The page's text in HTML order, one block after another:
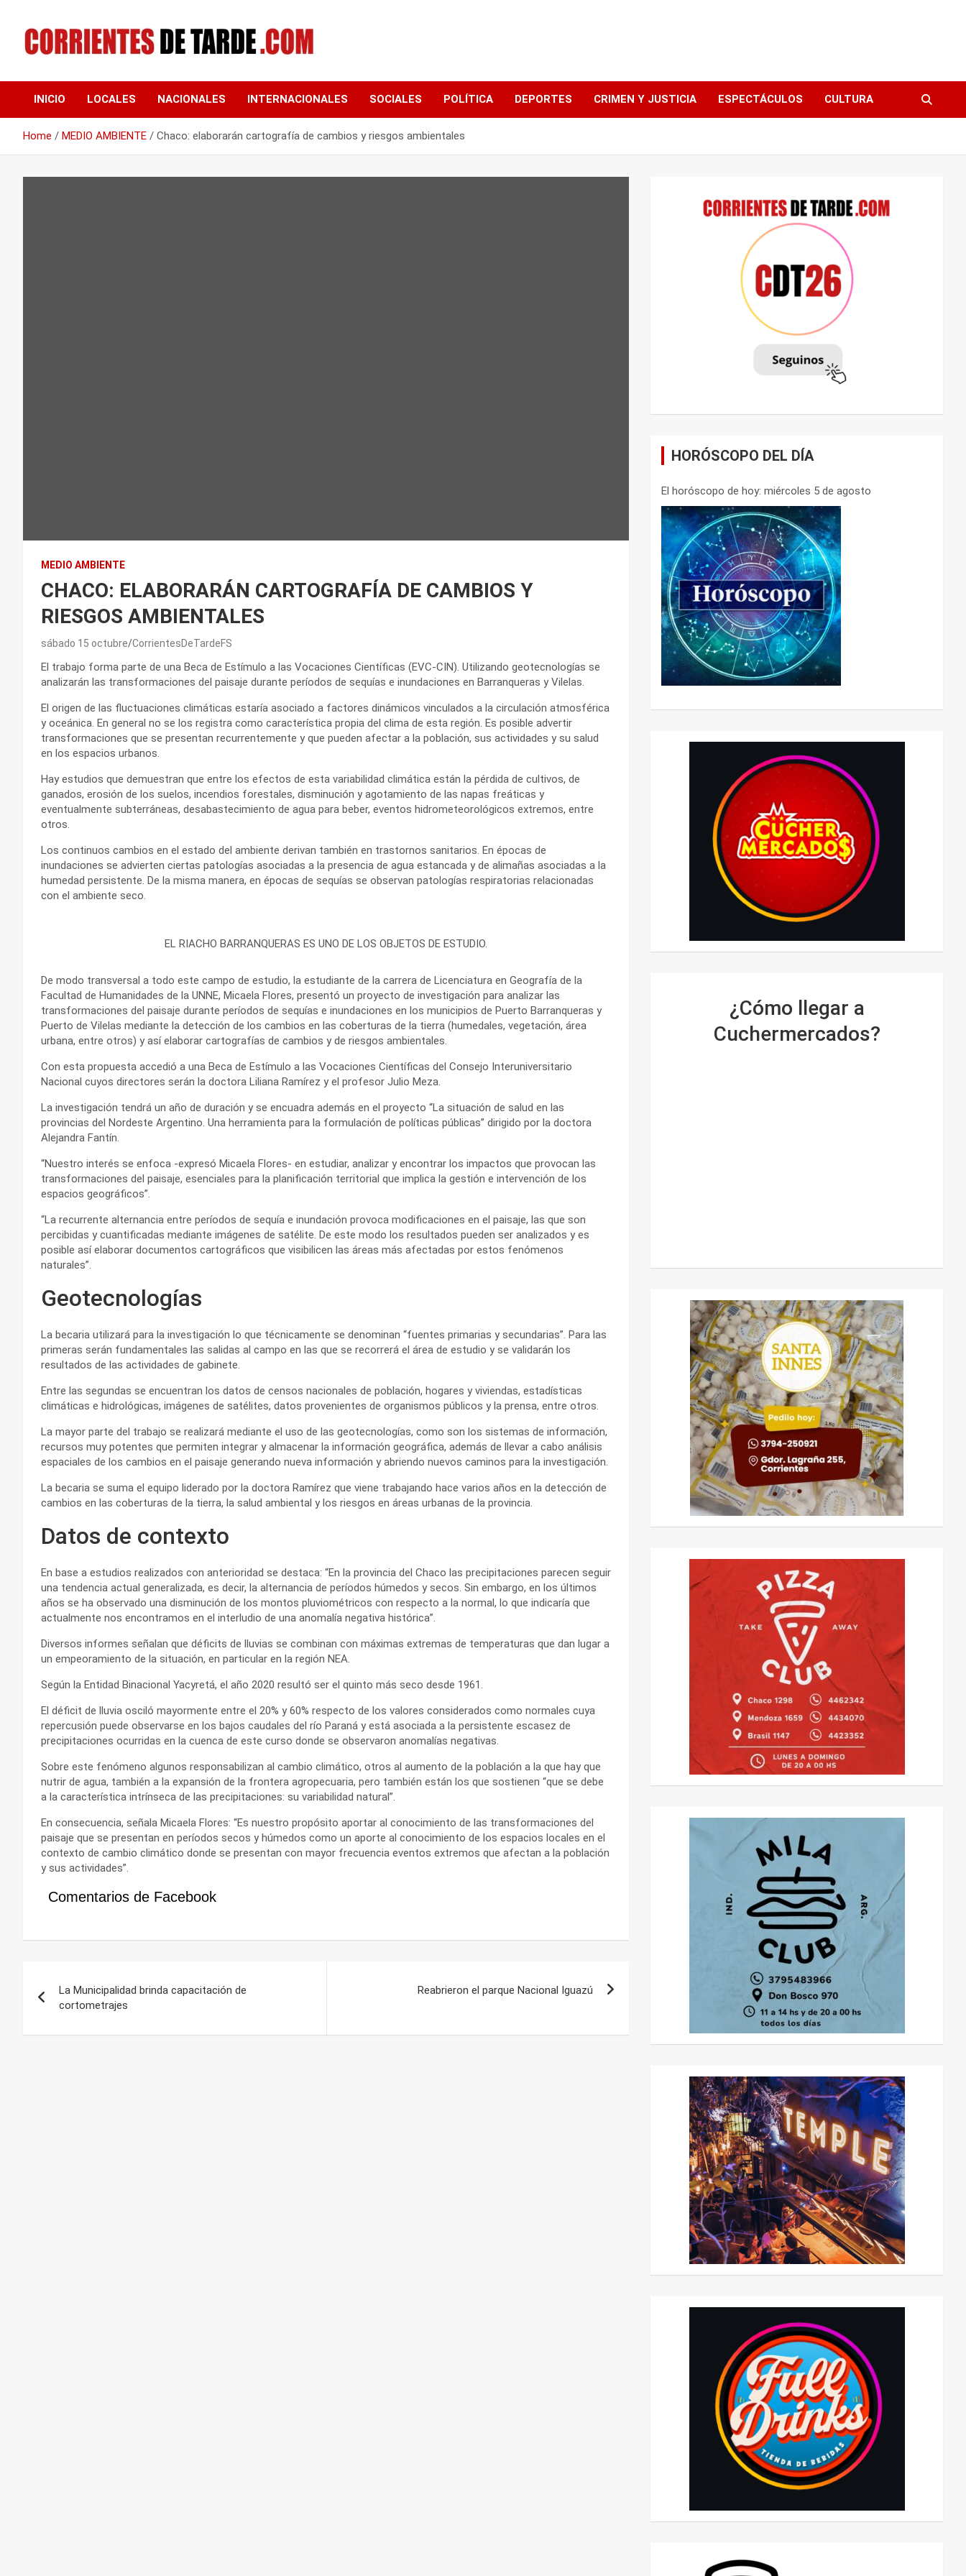
content
CORRIENTES DE
TARDE
INICIO LOCALES NACIONALES INTERNACIONALES SOCIALES POLÍTICA DEPORTES CRIMEN Y JUSTICIA ESPECTÁCULOS CULTURA
Home MEDIO AMBIENTE Chaco: elaborarán cartografía de cambios y riesgos ambientales
MEDIO AMBIENTE
CHACO: ELABORARÁN CARTOGRAFÍA DE CAMBIOS Y
RIESGOS AMBIENTALES
sábado 15 octubre CorrientesDeTardeFS
El trabajo forma parte de una Beca de Estímulo a las Vocaciones Científicas (EVC-CIN). Utilizando geotecnologías se
analizarán las transformaciones del paisaje durante períodos de sequías e inundaciones en Barranqueras y Vilelas.
El origen de las fluctuaciones climáticas estaría asociado a factores dinámicos vinculados a la circulación atmosférica
y oceánica. En general no se los registra como característica propia del clima de esta región. Es posible advertir
transformaciones que se presentan recurrentemente y que pueden afectar a la población, sus actividades y su salud
en los espacios urbanos.
Hay estudios que demuestran que entre los efectos de esta variabilidad climática están la pérdida de cultivos, de
ganados, erosión de los suelos, incendios forestales, disminución y agotamiento de las napas freáticas y
eventualmente subterráneas, desabastecimiento de agua para beber, eventos hidrometeorológicos extremos, entre
otros.
Los continuos cambios en el estado del ambiente derivan también en trastornos sanitarios. En épocas de
inundaciones se advierten ciertas patologías asociadas a la presencia de agua estancada y de alimañas asociadas a la
humedad persistente. De la misma manera, en épocas de sequías se observan patologías respiratorias relacionadas
con el ambiente seco.
EL RIACHO BARRANQUERAS ES UNO DE LOS OBJETOS DE ESTUDIO.
De modo transversal a todo este campo de estudio, la estudiante de la carrera de Licenciatura en Geografía de la
Facultad de Humanidades de la UNNE, Micaela Flores, presentó un proyecto de investigación para analizar las
transformaciones del paisaje durante períodos de sequías e inundaciones en los municipios de Puerto Barranqueras y
Puerto de Vilelas mediante la detección de los cambios en las coberturas de la tierra (humedales, vegetación, área
urbana, entre otros) y así elaborar cartografías de cambios y de riesgos ambientales.
Con esta propuesta accedió a una Beca de Estímulo a las Vocaciones Científicas del Consejo Interuniversitario
Nacional cuyos directores serán la doctora Liliana Ramírez y el profesor Julio Meza.
La investigación tendrá un año de duración y se encuadra además en el proyecto “La situación de salud en las
provincias del Nordeste Argentino. Una herramienta para la formulación de políticas públicas” dirigido por la doctora
Alejandra Fantín.
“Nuestro interés se enfoca -expresó Micaela Flores- en estudiar, analizar y encontrar los impactos que provocan las
transformaciones del paisaje, esenciales para la planificación territorial que implica la gestión e intervención de los
espacios geográficos”.
“La recurrente alternancia entre períodos de sequía e inundación provoca modificaciones en el paisaje, las que son
percibidas y cuantificadas mediante imágenes de satélite. De este modo los resultados pueden ser analizados y es
posible así elaborar documentos cartográficos que visibilicen las áreas más afectadas por estos fenómenos
naturales”.
Geotecnologías
La becaria utilizará para la investigación lo que técnicamente se denominan “fuentes primarias y secundarias”. Para las
primeras serán fundamentales las salidas al campo en las que se recorrerá el área de estudio y se validarán los
resultados de las actividades de gabinete.
Entre las segundas se encuentran los datos de censos nacionales de población, hogares y viviendas, estadísticas
climáticas e hidrológicas, imágenes de satélites, datos provenientes de organismos públicos y la prensa, entre otros.
La mayor parte del trabajo se realizará mediante el uso de las geotecnologías, como son los sistemas de información,
recursos muy potentes que permiten integrar y almacenar la información geográfica, además de llevar a cabo análisis
espaciales de los cambios en el paisaje generando nueva información y abriendo nuevos caminos para la investigación.
La becaria se suma el equipo liderado por la doctora Ramírez que viene trabajando hace varios años en la detección de
cambios en las coberturas de la tierra, la salud ambiental y los riesgos en áreas urbanas de la provincia.
Datos de contexto
En base a estudios realizados con anterioridad se destaca: “En la provincia del Chaco las precipitaciones parecen seguir
una tendencia actual generalizada, es decir, la alternancia de períodos húmedos y secos. Sin embargo, en los últimos
años se ha observado una disminución de los montos pluviométricos con respecto a la normal, lo que indicaría que
actualmente nos encontramos en el interludio de una anomalía negativa histórica”.
Diversos informes señalan que déficits de lluvias se combinan con máximas extremas de temperaturas que dan lugar a
un empeoramiento de la situación, en particular en la región NEA.
Según la Entidad Binacional Yacyretá, el año 2020 resultó ser el quinto más seco desde 1961.
El déficit de lluvia osciló mayormente entre el 20% y 60% respecto de los valores considerados como normales cuya
repercusión puede observarse en los bajos caudales del río Paraná y está asociada a la persistente escasez de
precipitaciones ocurridas en la cuenca de este curso donde se observaron anomalías negativas.
Sobre este fenómeno algunos responsabilizan al cambio climático, otros al aumento de la población a la que hay que
nutrir de agua, también a la expansión de la frontera agropecuaria, pero también están los que sostienen “que se debe
a la característica intrínseca de las precipitaciones: su variabilidad natural”.
En consecuencia, señala Micaela Flores: “Es nuestro propósito aportar al conocimiento de las transformaciones del
paisaje que se presentan en períodos secos y húmedos como un aporte al conocimiento de los espacios locales en el
contexto de cambio climático donde se presentan con mayor frecuencia eventos extremos que afectan a la población
y sus actividades”.
Comentarios de Facebook
de
entradas
La Municipalidad brinda capacitación de
cortometrajes
Reabrieron el parque Nacional Iguazú
HORÓSCOPO DEL DÍA
El horóscopo de hoy: miércoles 5 de agosto
¿Cómo llegar a
Cuchermercados?